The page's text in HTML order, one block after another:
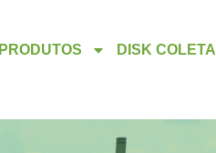
PRODUTOS DISK COLETA